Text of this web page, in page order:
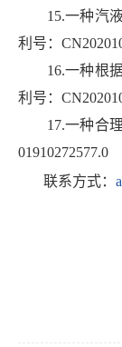
15.一种汽
利号：
16.一种根
利号：
17.一种合
01910272577.0
联系方式：